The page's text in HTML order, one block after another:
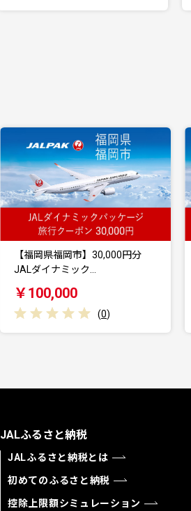
【福岡県福岡市】30,000円分
JALダイナミック…
￥100,000
(0)
JALふるさと納税
JALふるさと納税とは
初めてのふるさと納税
控除上限額シミュレーション